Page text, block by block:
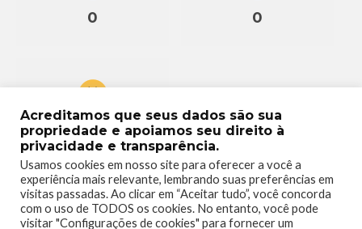
0 0
0
Acreditamos que seus dados são sua
propriedade e apoiamos seu direito à
privacidade e transparência.
Usamos cookies em nosso site para oferecer a você a
experiência mais relevante, lembrando suas preferências em
visitas passadas. Ao clicar em “Aceitar tudo”, você concorda
com o uso de TODOS os cookies. No entanto, você pode
visitar "Configurações de cookies" para fornecer um